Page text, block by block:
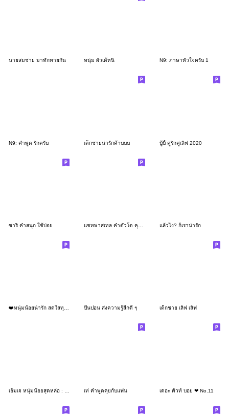
นายสมชาย มาทักทายกัน หนุ่ม ผัวเด้หนิ N9: ภาษาหัวใจครับ 1
N9: คำพูด รักครับ เด็กชายน่ารักค้าบบบ บู้บี้ คู่รักคู่เลิฟ 2020
ซาริ คำสนุก ใช้บ่อย แล้วไง? ก็เราน่ารัก
❤️หนุ่มน้อยน่ารัก สดใสทุกวัน❤️ ปั้นปอน ส่งความรู้สึกดี ๆ เด็กชาย เลิฟ เลิฟ
เท่ คำพูดคุยกับแฟน เดอะ คิ้วท์ บอย ❤ No.11